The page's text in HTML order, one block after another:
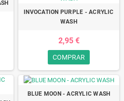
INVOCATION PURPLE - ACRYLIC
WASH
2,95 €
COMPRAR
BLUE MOON - ACRYLIC WASH